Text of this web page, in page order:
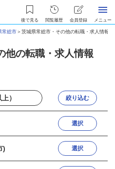
後で見る 閲覧履歴 会員登録 メニュー
常総市＞茨城県常総市・その他の転職・求人情報
他の転職・求人情報
絞り込む
選択
) 選択